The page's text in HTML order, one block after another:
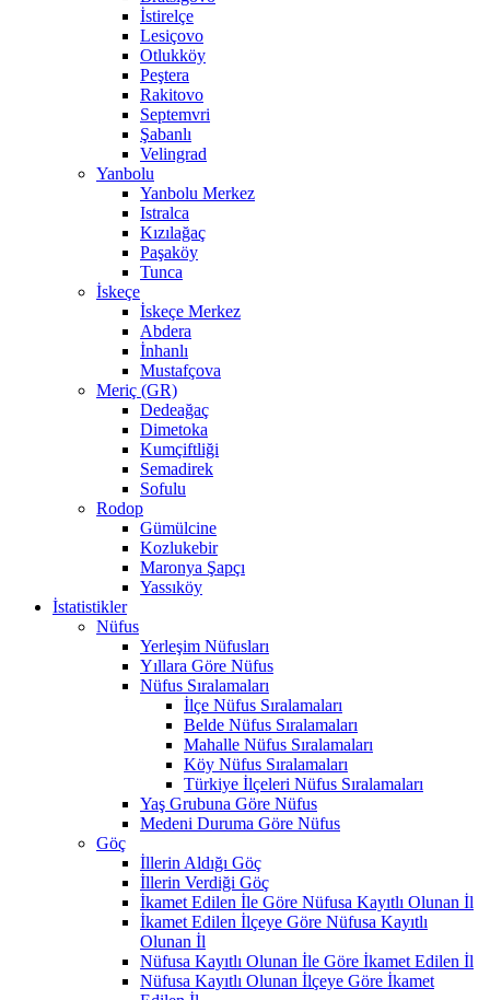
İstirelçe
Lesiçovo
Otlukköy
Peştera
Rakitovo
Septemvri
Şabanlı
Velingrad
Yanbolu
Yanbolu Merkez
Istralca
Kızılağaç
Paşaköy
Tunca
İskeçe
İskeçe Merkez
Abdera
İnhanlı
Mustafçova
Meriç (GR)
Dedeağaç
Dimetoka
Kumçiftliği
Semadirek
Sofulu
Rodop
Gümülcine
Kozlukebir
Maronya Şapçı
Yassıköy
İstatistikler
Nüfus
Yerleşim Nüfusları
Yıllara Göre Nüfus
Nüfus Sıralamaları
İlçe Nüfus Sıralamaları
Belde Nüfus Sıralamaları
Mahalle Nüfus Sıralamaları
Köy Nüfus Sıralamaları
Türkiye İlçeleri Nüfus Sıralamaları
Yaş Grubuna Göre Nüfus
Medeni Duruma Göre Nüfus
Göç
İllerin Aldığı Göç
İllerin Verdiği Göç
İkamet Edilen İle Göre Nüfusa Kayıtlı Olunan İl
İkamet Edilen İlçeye Göre Nüfusa Kayıtlı
Olunan İl
Nüfusa Kayıtlı Olunan İle Göre İkamet Edilen İl
Nüfusa Kayıtlı Olunan İlçeye Göre İkamet